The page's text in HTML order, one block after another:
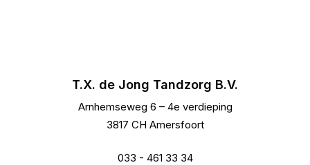
T.X. de Jong Tandzorg B.V.
Arnhemseweg 6 – 4e verdieping
3817 CH Amersfoort
033 - 461 33 34